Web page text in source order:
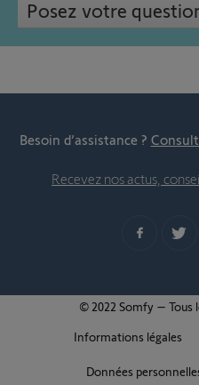
Posez votre
Besoin d’assistance ?
Recevez nos actus,
© 2022 Somfy – Tous
Informations légales
Données